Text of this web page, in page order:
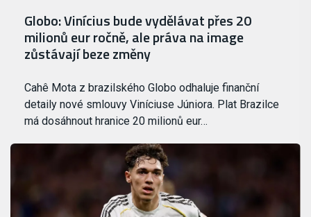
Globo: Vinícius bude vydělávat přes 20
milionů eur ročně, ale práva na image
zůstávají beze změny
Cahê Mota z brazilského Globo odhaluje finanční
detaily nové smlouvy Viníciuse Júniora. Plat Brazilce
má dosáhnout hranice 20 milionů eur…